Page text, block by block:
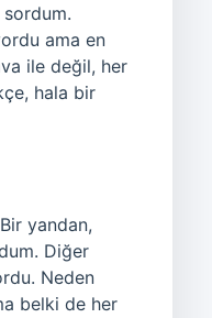
ama en
ile değil, her
hala bir
yandan,
Diğer
Neden
belki de her